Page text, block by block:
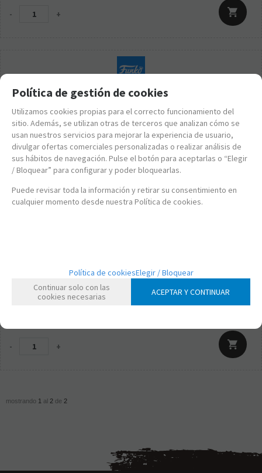
- +
FUNKO POP! MOMENT: AC/DC - ANGUS YOUNG BAILANDO
39,95€
- +
mostrando 1 al 2 de 2
Política de gestión de cookies
Utilizamos cookies propias para el correcto funcionamiento del
sitio. Además, se utilizan otras de terceros que analizan cómo se
usan nuestros servicios para mejorar la experiencia de usuario,
divulgar ofertas comerciales personalizadas o realizar análisis de
sus hábitos de navegación. Pulse el botón para aceptarlas o “Elegir
/ Bloquear” para configurar y poder bloquearlas.
Puede revisar toda la información y retirar su consentimiento en
cualquier momento desde nuestra Política de cookies.
Política de cookiesElegir / Bloquear
Continuar solo con las
cookies necesarias
ACEPTAR Y CONTINUAR